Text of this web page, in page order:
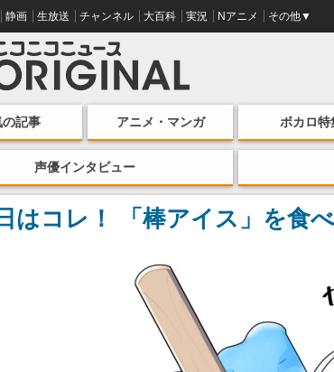
静画 生放送 チャンネル 大百科 実況 Nアニメ その他▼
の記事 アニメ・マンガ ボカロ特
声優インタビュー
はコレ！ 「棒アイス」を食